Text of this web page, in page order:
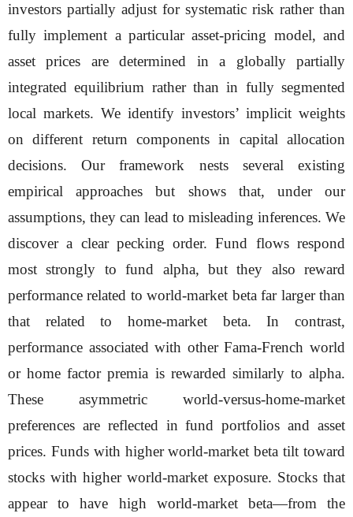
investors partially adjust for systematic risk rather than
fully implement a particular asset-pricing model, and
asset prices are determined in a globally partially
integrated equilibrium rather than in fully segmented
local markets. We identify investors’ implicit weights
on different return components in capital allocation
decisions. Our framework nests several existing
empirical approaches but shows that, under our
assumptions, they can lead to misleading inferences. We
discover a clear pecking order. Fund flows respond
most strongly to fund alpha, but they also reward
performance related to world-market beta far larger than
that related to home-market beta. In contrast,
performance associated with other Fama-French world
or home factor premia is rewarded similarly to alpha.
These asymmetric world-versus-home-market
preferences are reflected in fund portfolios and asset
prices. Funds with higher world-market beta tilt toward
stocks with higher world-market exposure. Stocks that
appear to have high world-market beta—from the